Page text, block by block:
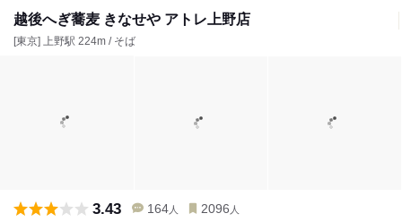
越後へぎ蕎麦 きなせや アトレ上野店
[東京] 上野駅 224m / そば
3.43 164 人 2096 人